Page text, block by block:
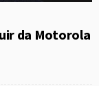
da Motorola